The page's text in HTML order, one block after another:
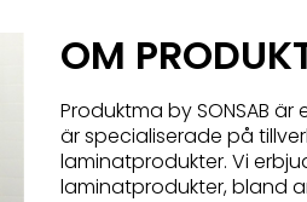
laminatprodukter.
Välkommen att se hela vårt
OM
Produktma by SONSAB
är specialiserade på
laminatprodukter. Vi
laminatprodukter, bland